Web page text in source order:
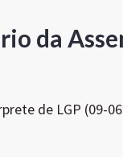
da
de LGP (09-